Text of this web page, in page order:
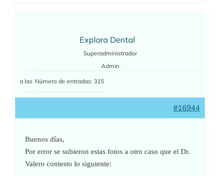
Explora Dental
Superadministrador
Admin
a las Número de entradas: 315
#16944
Buenos días,
Por error se subieron estas fotos a otro caso que el Dr.
Valero contesto lo siguiente: